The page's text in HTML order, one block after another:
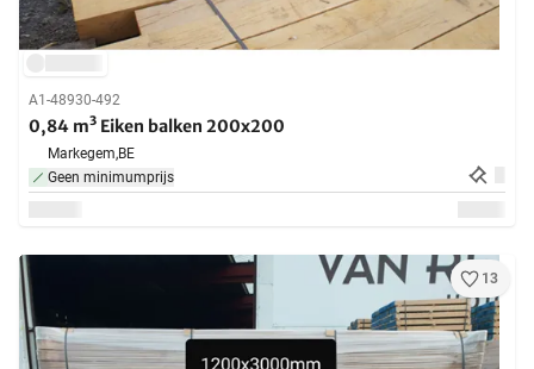
A1-48930-492
0,84 m³ Eiken balken 200x200
Markegem,BE
Geen minimumprijs
13